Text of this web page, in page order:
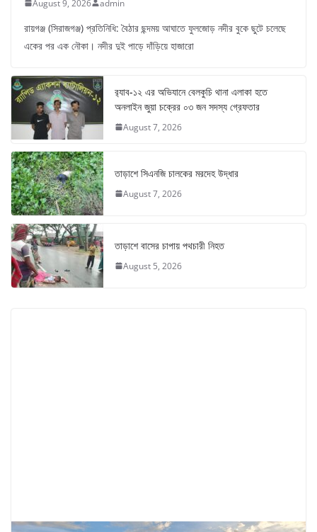
August 9, 2026 admin
রায়গঞ্জ (সিরাজগঞ্জ) প্রতিনিধি: বৈঠার ছন্দময় আঘাতে ফুলজোড় নদীর বুকে ছুটে চলেছে
একের পর এক নৌকা। নদীর দুই পাড়ে দাঁড়িয়ে হাজারো
র‌্যাব-১২ এর অভিযানে বেলকুচি থানা এলাকা হতে
অনলাইন জুয়া চক্রের ০৩ জন সদস্য গ্রেফতার
August 7, 2026
তাড়াশে সিএনজি চালকের মরদেহ উদ্ধার
August 7, 2026
তাড়াশে বাসের চাপায় পথচারী নিহত
August 5, 2026